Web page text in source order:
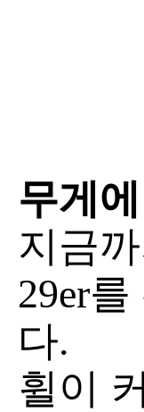
무게
지금
29er
다.
휠이